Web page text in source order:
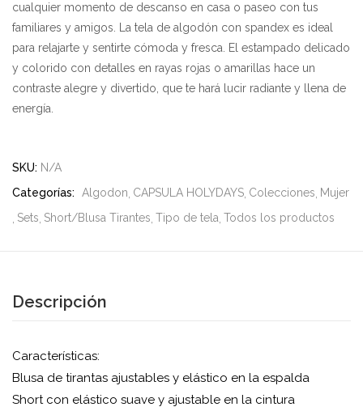
¿Perdiste tu contraseña?
cualquier momento de descanso en casa o paseo con tus
familiares y amigos. La tela de algodón con spandex es ideal
para relajarte y sentirte cómoda y fresca. El estampado delicado
y colorido con detalles en rayas rojas o amarillas hace un
contraste alegre y divertido, que te hará lucir radiante y llena de
energía.
SKU: N/A
Categorías:
Algodon CAPSULA HOLYDAYS Colecciones Mujer
Sets Short/Blusa Tirantes Tipo de tela Todos los productos
Descripción
Características:
Blusa de tirantas ajustables y elástico en la espalda
Short con elástico suave y ajustable en la cintura